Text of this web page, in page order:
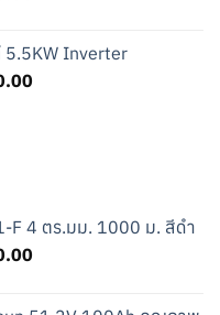
฿18,000.00.
5.5KW Inverter
Current
F 4 ตร.มม. 1000 ม. สีดำ
Current